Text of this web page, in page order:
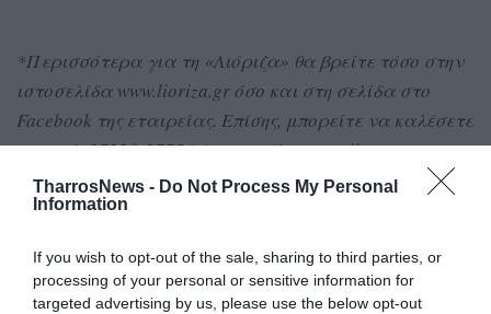
TharrosNews - Do Not Process My Personal
Information
If you wish to opt-out of the sale, sharing to third parties, or
processing of your personal or sensitive information for
targeted advertising by us, please use the below opt-out
*Περισσότερα για τη «Λιόριζα» θα βρείτε τόσο στην
ιστοσελίδα www.lioriza.gr όσο και στη σελίδα στο
Facebook της εταιρείας. Επίσης, μπορείτε να καλέσετε
στο τηλ. 27220-27754 ή να στείλετε email στο:
info@lioriza.gr